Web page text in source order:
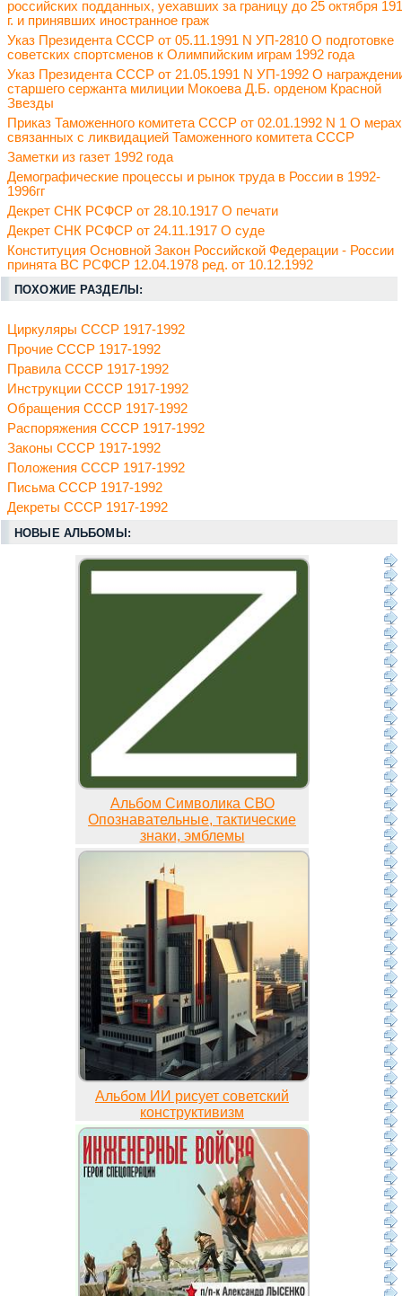
российских подданных, уехавших за границу до 25 октября
г. и принявших иностранное граж
Указ Президента СССР от 05.11.1991 N УП-2810 О подготовке
советских спортсменов к Олимпийским играм 1992 года
Указ Президента СССР от 21.05.1991 N УП-1992 О
старшего сержанта милиции Мокоева Д.Б. орденом Красной
Звезды
Приказ Таможенного комитета СССР от 02.01.1992 N 1 О
связанных с ликвидацией Таможенного комитета СССР
Заметки из газет 1992 года
Демографические процессы и рынок труда в России в 1992-
1996гг
Декрет СНК РСФСР от 28.10.1917 О печати
Декрет СНК РСФСР от 24.11.1917 О суде
Конституция Основной Закон Российской Федерации - России
принята ВС РСФСР 12.04.1978 ред. от 10.12.1992
ПОХОЖИЕ РАЗДЕЛЫ:
Циркуляры СССР 1917-1992
Прочие СССР 1917-1992
Правила СССР 1917-1992
Инструкции СССР 1917-1992
Обращения СССР 1917-1992
Распоряжения СССР 1917-1992
Законы СССР 1917-1992
Положения СССР 1917-1992
Письма СССР 1917-1992
Декреты СССР 1917-1992
НОВЫЕ АЛЬБОМЫ:
Альбом Символика СВО
Опознавательные, тактические
знаки, эмблемы
Альбом ИИ рисует советский
конструктивизм